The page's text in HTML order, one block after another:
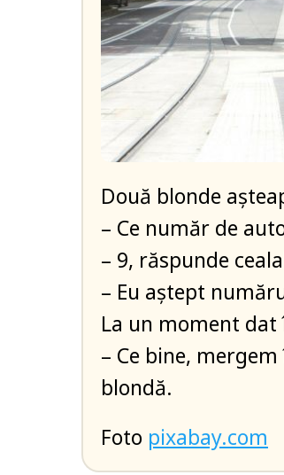
Două blonde
– Ce număr de
– 9, răspunde
– Eu aştept
La un moment
– Ce bine,
blondă.
Foto pixabay.com